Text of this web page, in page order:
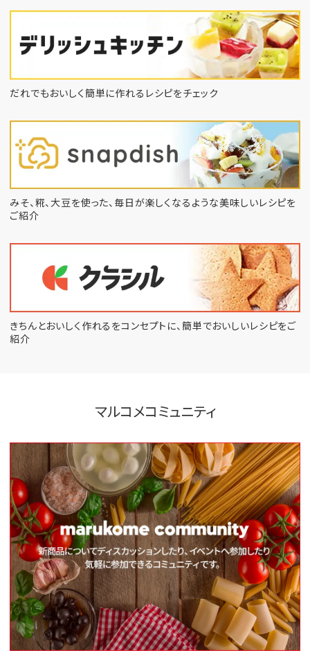
だれでもおいしく簡単に作れるレシピをチェック
みそ、糀、大豆を使った、毎日が楽しくなるような美味しいレシピを
ご紹介
きちんとおいしく作れるをコンセプトに、 簡単でおいしいレシピをご
紹介
マルコメコミュニティ